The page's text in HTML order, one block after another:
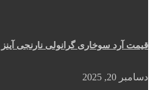
قیمت آرد سوخاری گرانولی نارنجی آینز ۲ کیلویی در آذر ۱۴۰۴
دسامبر 20, 2025